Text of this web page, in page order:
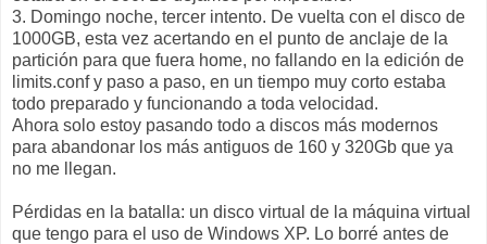
3. Domingo noche, tercer intento. De vuelta con el disco de
1000GB, esta vez acertando en el punto de anclaje de la
partición para que fuera home, no fallando en la edición de
limits.conf y paso a paso, en un tiempo muy corto estaba
todo preparado y funcionando a toda velocidad.
Ahora solo estoy pasando todo a discos más modernos
para abandonar los más antiguos de 160 y 320Gb que ya
no me llegan.
Pérdidas en la batalla: un disco virtual de la máquina virtual
que tengo para el uso de Windows XP. Lo borré antes de